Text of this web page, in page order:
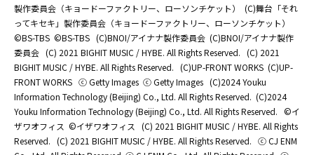
製作委員会（キョードーファクトリー、ローソンチケット）
(C)舞台「それ
ってキセキ」製作委員会（キョードーファクトリー、ローソンチケット）
©BS-TBS ©BS-TBS (C)BNOI/アイナナ製作委員会 (C)BNOI/アイナナ製作
委員会 (C) 2021 BIGHIT MUSIC / HYBE. All Rights Reserved. (C) 2021
BIGHIT MUSIC / HYBE. All Rights Reserved. (C)UP-FRONT WORKS (C)UP-
FRONT WORKS ⓒ Getty Images ⓒ Getty Images (C)2024 Youku
Information Technology (Beijing) Co., Ltd. All Rights Reserved. (C)2024
Youku Information Technology (Beijing) Co., Ltd. All Rights Reserved. ©イ
ザワオフィス ©イザワオフィス
(C) 2021 BIGHIT MUSIC / HYBE. All Rights
Reserved. (C) 2021 BIGHIT MUSIC / HYBE. All Rights Reserved. ⓒ CJ ENM